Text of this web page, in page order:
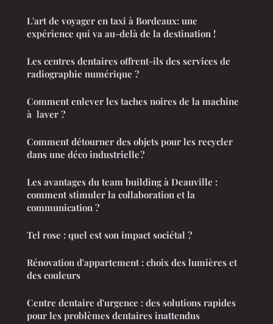
L'art de voyager en taxi à Bordeaux: une
expérience qui va au-delà de la destination !
Les centres dentaires offrent-ils des services de
radiographie numérique ?
Comment enlever les taches noires de la machine
à laver ?
Comment détourner des objets pour les recycler
dans une déco industrielle ?
Les avantages du team building à Deauville :
comment stimuler la collaboration et la
communication ?
Tel rose : quel est son impact sociétal ?
Rénovation d'appartement : choix des lumières et
des couleurs
Centre dentaire d'urgence : des solutions rapides
pour les problèmes dentaires inattendus